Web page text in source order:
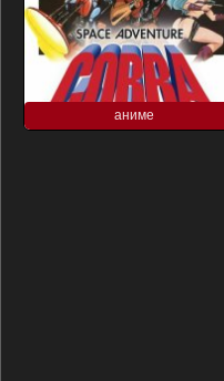
аниме